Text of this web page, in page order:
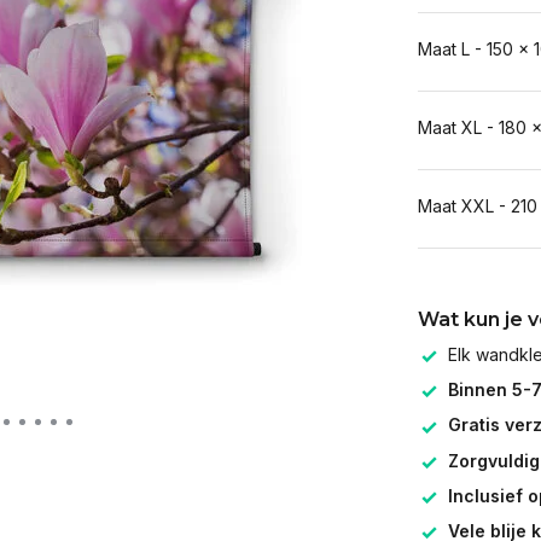
Maat L - 150 x
Maat XL - 180
Maat XXL -
Wat kun je
Elk
Binnen 5-
Gratis
Inclusief
Vele blije